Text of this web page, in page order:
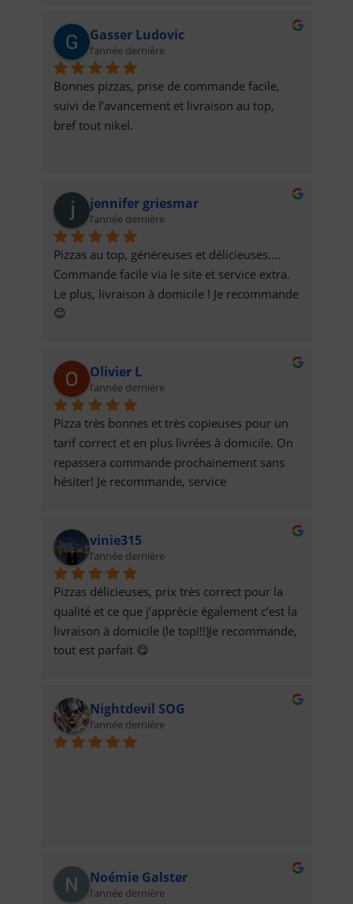
Gasser Ludovic
l’année dernière
Bonnes pizzas, prise de commande facile,
suivi de l’avancement et livraison au top,
bref tout nikel.
jennifer griesmar
l’année dernière
Pizzas au top, généreuses et délicieuses....
Commande facile via le site et service extra.
Le plus, livraison à domicile ! Je recommande
😊
Olivier L
l’année dernière
Pizza très bonnes et très copieuses pour un
tarif correct et en plus livrées à domicile. On
repassera commande prochainement sans
hésiter! Je recommande, service
vinie315
l’année dernière
Pizzas délicieuses, prix très correct pour la
qualité et ce que j’apprécie également c’est la
livraison à domicile (le top!!!)Je recommande,
tout est parfait 😋
Nightdevil SOG
l’année dernière
Noémie Galster
l’année dernière